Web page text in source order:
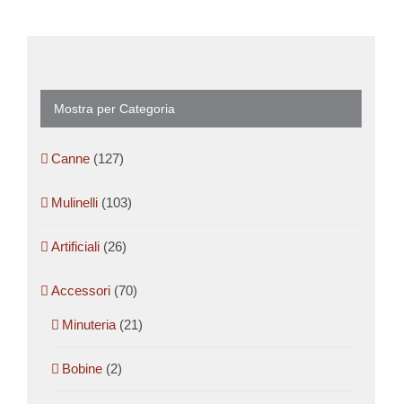
Mostra per Categoria
Canne (127)
Mulinelli (103)
Artificiali (26)
Accessori (70)
Minuteria (21)
Bobine (2)